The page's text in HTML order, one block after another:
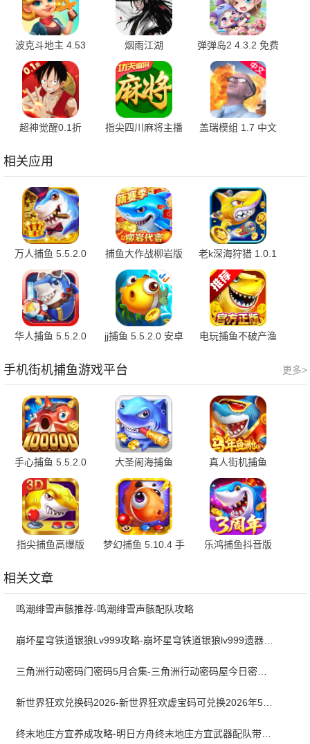
波克斗地主 4.53
最新版
烟雨江湖
1.124.70807 最新
版
弹弹岛2 4.3.2 免费
版
超神觉醒0.1折
指尖四川麻将主播
盖瑞模组 1.7 中文
相关应用
万人捕鱼 5.5.2.0
安卓版
捕鱼大作战柳岩版
1.5112 最新版
老k深海狩猎 1.0.1
安卓版
华人捕鱼 5.5.2.0
jj捕鱼 5.5.2.0 安卓
电玩捕鱼不破产渔
更多>
手机街机捕鱼游戏平台
手心捕鱼 5.5.2.0
安卓版
大圣闹海捕鱼
1.0.1 最新版
真人街机捕鱼
1.0.40 最新版
指尖捕鱼高爆版
梦幻捕鱼 5.10.4 手
乐鸿捕鱼抖音版
相关文章
鸣潮绯雪声骸推荐-鸣潮绯雪声骸配队攻略
崩坏星穹铁道银狼Lv999攻略-崩坏星穹铁道银狼lv999遗器词条带什么
三角洲行动密码门密码5月合集-三角洲行动密码屋今日密码大全2026最新5月
新世界狂欢兑换码2026-新世界狂欢虚宝码可兑换2026年5月最新
终末地庄方宜养成攻略-明日方舟终末地庄方宜武器配队带什么